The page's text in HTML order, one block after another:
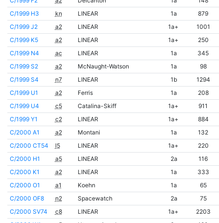
C/1999 H3
kn LINEAR 1a
879
C/1999 J2
a2 LINEAR 1a+
1001
C/1999 K5
a2 LINEAR 1a+
250
C/1999 N4
ac LINEAR 1a
345
C/1999 S2
a2 McNaught-Watson 1a
98
C/1999 S4
n7 LINEAR 1b
1294
C/1999 U1
a2 Ferris 1a
208
C/1999 U4
c5 Catalina-Skiff 1a+
911
C/1999 Y1
c2 LINEAR 1a+
884
C/2000 A1
a2 Montani 1a
132
C/2000 CT54
l5 LINEAR 1a+
220
C/2000 H1
a5 LINEAR 2a
116
C/2000 K1
a2 LINEAR 1a
333
C/2000 O1
a1 Koehn 1a
65
C/2000 OF8
n2 Spacewatch 2a
75
C/2000 SV74
c8 LINEAR 1a+
2203